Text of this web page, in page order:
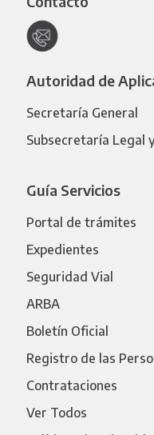
Autoridad de
Secretaría General
Subsecretaría Legal
Guía Servicios
Portal de trámites
Expedientes
Seguridad Vial
ARBA
Boletín Oficial
Registro de las
Contrataciones
Ver Todos